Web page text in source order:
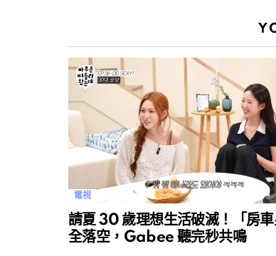
電視
請夏 30 歲理想生活破滅！「房車
全落空，Gabee 聽完秒共鳴